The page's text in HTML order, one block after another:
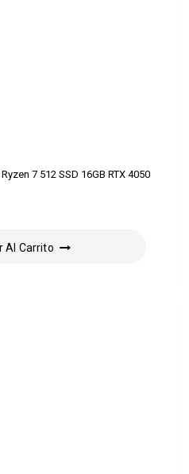
7 512 SSD 16GB RTX 4050
Al Carrito